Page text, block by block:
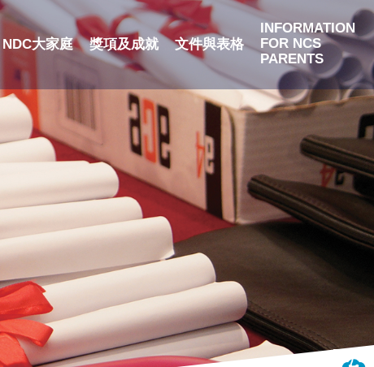
NDC大家庭 獎項及成就 文件與表格
INFORMATION
FOR NCS
PARENTS